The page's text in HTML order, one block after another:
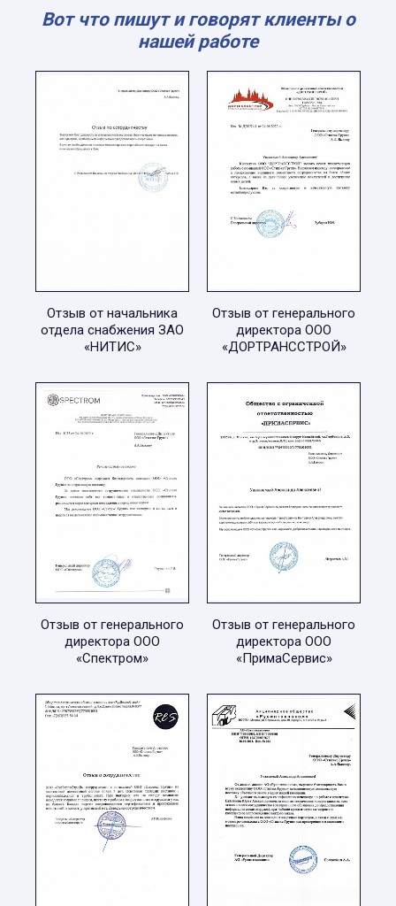
Вот что пишут и говорят клиенты о
нашей работе
Отзыв от начальника
отдела снабжения ЗАО
«НИТИС»
Отзыв от генерального
директора ООО
«ДОРТРАНССТРОЙ»
Отзыв от генерального
директора ООО
«Спектром»
Отзыв от генерального
директора ООО
«ПримаСервис»